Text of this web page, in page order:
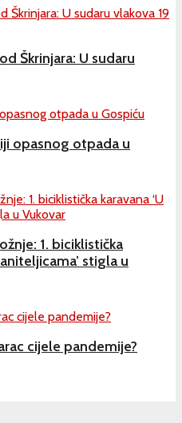
Škrinjara: U sudaru
opasnog otpada u
1. biciklistička
stigla u
cijele pandemije?